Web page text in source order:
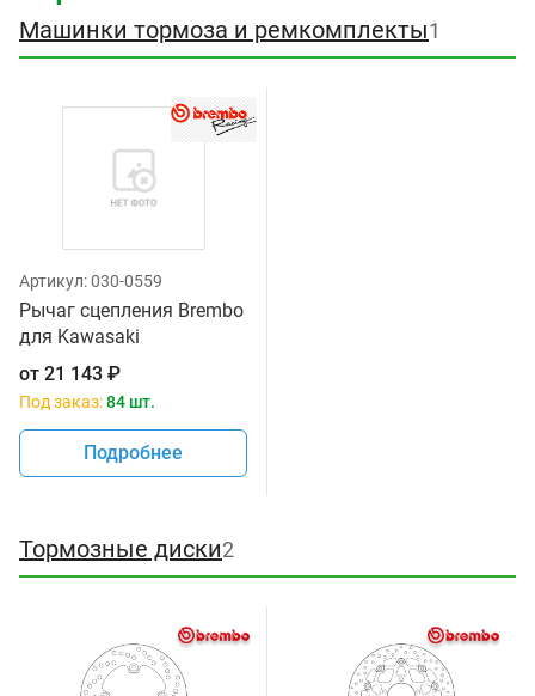
Машинки тормоза и ремкомплекты1
Артикул:030-0559
Рычаг сцепления Brembo
для Kawasaki
от 21 143 ₽
Под заказ:84 шт.
Подробнее
Тормозные диски2